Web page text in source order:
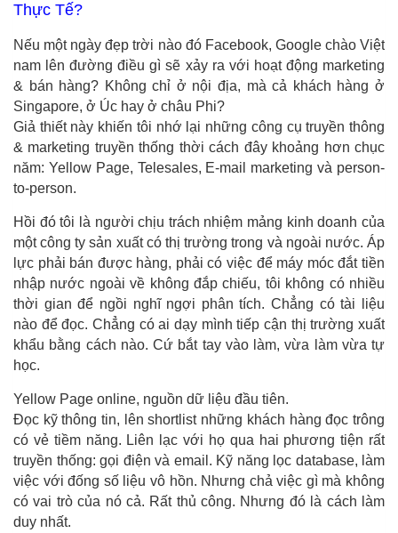
Thực Tế?
Nếu một ngày đẹp trời nào đó Facebook, Google chào Việt
nam lên đường điều gì sẽ xảy ra với hoạt động marketing
& bán hàng? Không chỉ ở nội địa, mà cả khách hàng ở
Singapore, ở Úc hay ở châu Phi?
Giả thiết này khiến tôi nhớ lại những công cụ truyền thông
& marketing truyền thống thời cách đây khoảng hơn chục
năm: Yellow Page, Telesales, E-mail marketing và person-
to-person.
Hồi đó tôi là người chịu trách nhiệm mảng kinh doanh của
một công ty sản xuất có thị trường trong và ngoài nước. Áp
lực phải bán được hàng, phải có việc để máy móc đắt tiền
nhập nước ngoài về không đắp chiếu, tôi không có nhiều
thời gian để ngồi nghĩ ngợi phân tích. Chẳng có tài liệu
nào để đọc. Chẳng có ai dạy mình tiếp cận thị trường xuất
khẩu bằng cách nào. Cứ bắt tay vào làm, vừa làm vừa tự
học.
Yellow Page online, nguồn dữ liệu đầu tiên.
Đọc kỹ thông tin, lên shortlist những khách hàng đọc trông
có vẻ tiềm năng. Liên lạc với họ qua hai phương tiện rất
truyền thống: gọi điện và email. Kỹ năng lọc database, làm
việc với đống số liệu vô hồn. Nhưng chả việc gì mà không
có vai trò của nó cả. Rất thủ công. Nhưng đó là cách làm
duy nhất.